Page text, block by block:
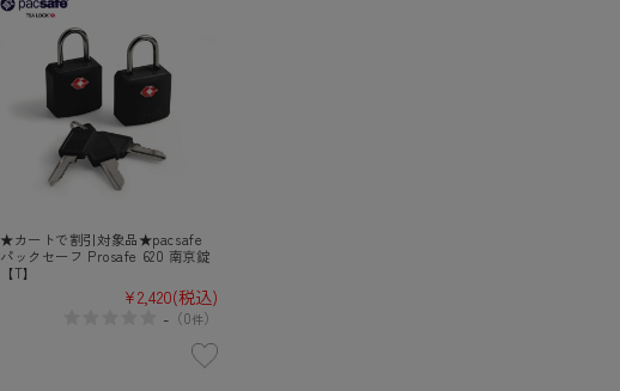
★カートで割引対象品★pacsafe
パックセーフ Prosafe 620 南京錠
【T】
¥2,420(税込)
-（0件）